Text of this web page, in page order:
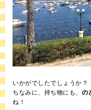
いかがでしたでしょうか？
ちなみに、持ち物にも、 の
ね！